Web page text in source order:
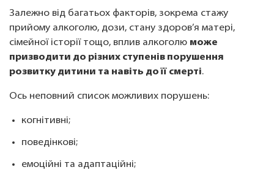
Залежно від багатьох факторів, зокрема стажу
прийому алкоголю, дози, стану здоров’я матері,
сімейної історії тощо, вплив алкоголю може
призводити до різних ступенів порушення
розвитку дитини та навіть до її смерті.
Ось неповний список можливих порушень:
когнітивні;
поведінкові;
емоційні та адаптаційні;